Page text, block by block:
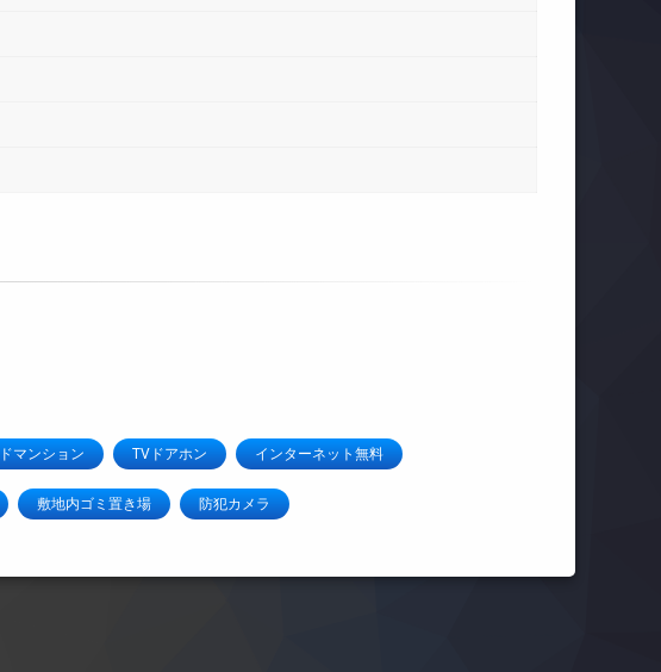
マンション TVドアホン インターネット無料
敷地内ゴミ置き場 防犯カメラ